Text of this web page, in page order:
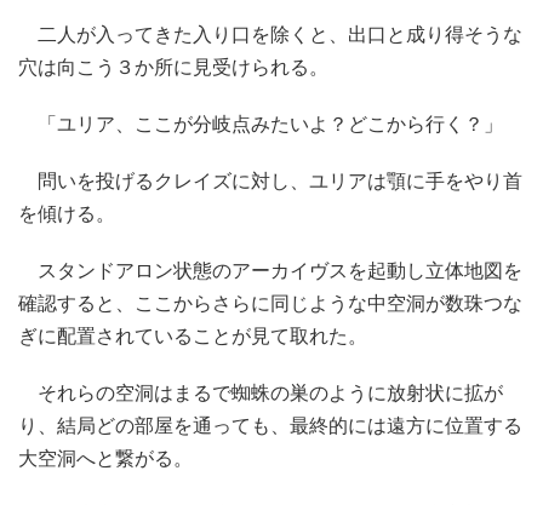
二人が入ってきた入り口を除くと、出口と成り得そうな
穴は向こう３か所に見受けられる。
「ユリア、ここが分岐点みたいよ？どこから行く？」
問いを投げるクレイズに対し、ユリアは顎に手をやり首
を傾ける。
スタンドアロン状態のアーカイヴスを起動し立体地図を
確認すると、ここからさらに同じような中空洞が数珠つな
ぎに配置されていることが見て取れた。
それらの空洞はまるで蜘蛛の巣のように放射状に拡が
り、結局どの部屋を通っても、最終的には遠方に位置する
大空洞へと繋がる。